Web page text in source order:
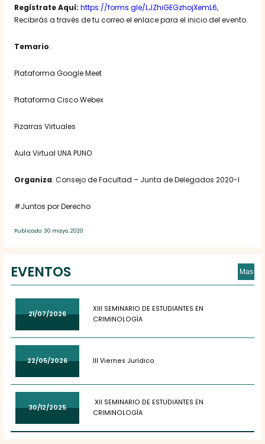
Regístrate Aquí: https://forms.gle/LJZhiGEGzhojXemL6,
Recibirás a través de tu correo el enlace para el inicio del evento.
Temario:
Plataforma Google Meet
Plataforma Cisco Webex
Pizarras Virtuales
Aula Virtual UNA PUNO
Organiza: Consejo de Facultad – Junta de Delegados 2020-I
#Juntos por Derecho
Publicado: 30 mayo, 2020
EVENTOS Mas
21/07/2026
XIII SEMINARIO DE ESTUDIANTES EN
CRIMINOLOGÍA
22/05/2026 III Viernes Jurídico
30/12/2025
XII SEMINARIO DE ESTUDIANTES EN
CRIMINOLOGÍA